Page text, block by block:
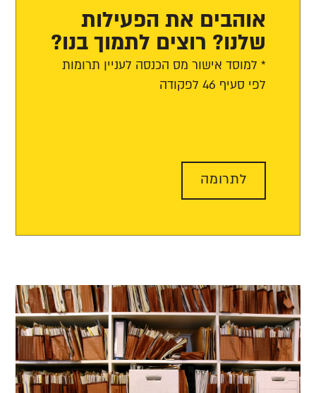
אוהבים את הפעילות
שלנו? רוצים לתמוך בנו?
* למוסד אישור מס הכנסה לעניין תרומות
לפי סעיף 46 לפקודה
לתרומה